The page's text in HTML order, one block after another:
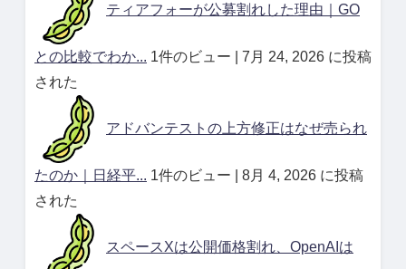
ティアフォーが公募割れした理由｜GO
との比較でわか... 1件のビュー
7月 24, 2026 に投稿
された
アドバンテストの上方修正はなぜ売られ
たのか｜日経平... 1件のビュー
8月 4, 2026 に投稿
された
スペースXは公開価格割れ、OpenAIは